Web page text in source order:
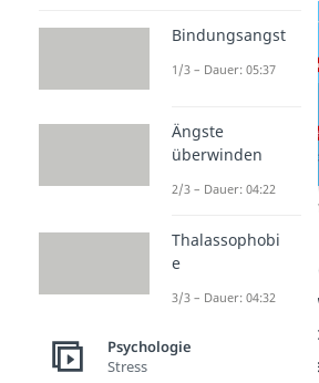
Genau so ist es bei
Kommunikation.
Kommunikation
sichtbare
Bindungsangst
1/3 – Dauer: 05:37
Ängste
überwinden
2/3 – Dauer: 04:22
Thalassophobi
e
3/3 – Dauer: 04:32
Psychologie
Stress